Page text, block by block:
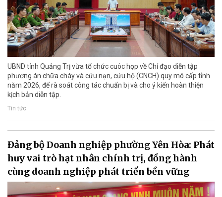
UBND tỉnh Quảng Trị vừa tổ chức cuôc họp về Chỉ đạo diễn tập
phương án chữa cháy và cứu nạn, cứu hộ (CNCH) quy mô cấp tỉnh
năm 2026, để rà soát công tác chuẩn bị và cho ý kiến hoàn thiện
kịch bản diễn tập.
Tin tức
Đảng bộ Doanh nghiệp phường Yên Hòa: Phát
huy vai trò hạt nhân chính trị, đồng hành
cùng doanh nghiệp phát triển bền vững